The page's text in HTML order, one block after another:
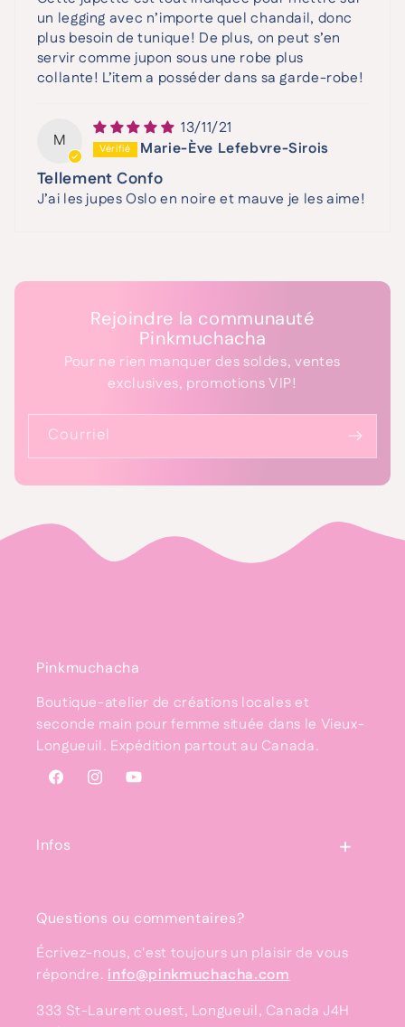
un legging avec n’importe quel chandail, donc
plus besoin de tunique! De plus, on peut s’en
servir comme jupon sous une robe plus
collante! L’item a posséder dans sa garde-robe!
M
13/11/21
Marie-Ève Lefebvre-Sirois
Tellement Confo
J’ai les jupes Oslo en noire et mauve je les aime!
Rejoindre la communauté
Pinkmuchacha
Pour ne rien manquer des soldes, ventes
exclusives, promotions VIP!
Courriel
Pinkmuchacha
Boutique-atelier de créations locales et
seconde main pour femme située dans le Vieux-
Longueuil. Expédition partout au Canada.
FacebookInstagramYouTube
Infos
Questions ou commentaires?
Écrivez-nous, c'est toujours un plaisir de vous
répondre.info@pinkmuchacha.com
333 St-Laurent ouest, Longueuil, Canada J4H